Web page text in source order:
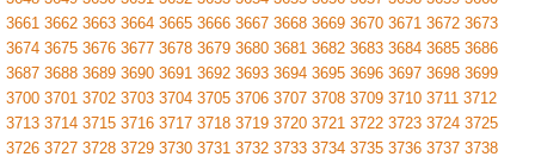
3661 3662 3663 3664 3665 3666 3667 3668 3669 3670 3671 3672 3673
3674 3675 3676 3677 3678 3679 3680 3681 3682 3683 3684 3685 3686
3687 3688 3689 3690 3691 3692 3693 3694 3695 3696 3697 3698 3699
3700 3701 3702 3703 3704 3705 3706 3707 3708 3709 3710 3711 3712
3713 3714 3715 3716 3717 3718 3719 3720 3721 3722 3723 3724 3725
3726 3727 3728 3729 3730 3731 3732 3733 3734 3735 3736 3737 3738